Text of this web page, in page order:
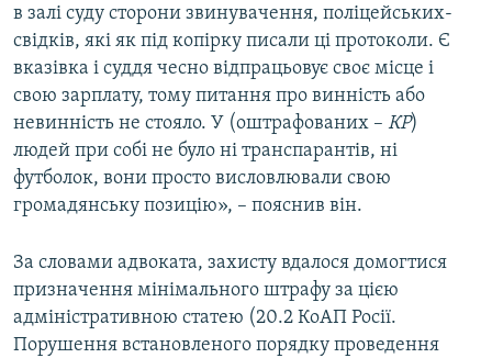
в залі суду сторони звинувачення, поліцейських-
свідків, які як під копірку писали ці протоколи. Є
вказівка і суддя чесно відпрацьовує своє місце і
свою зарплату, тому питання про винність або
невинність не стояло. У (оштрафованих – КР)
людей при собі не було ні транспарантів, ні
футболок, вони просто висловлювали свою
громадянську позицію», – пояснив він.
За словами адвоката, захисту вдалося домогтися
призначення мінімального штрафу за цією
адміністративною статею (20.2 КоАП Росії.
Порушення встановленого порядку проведення